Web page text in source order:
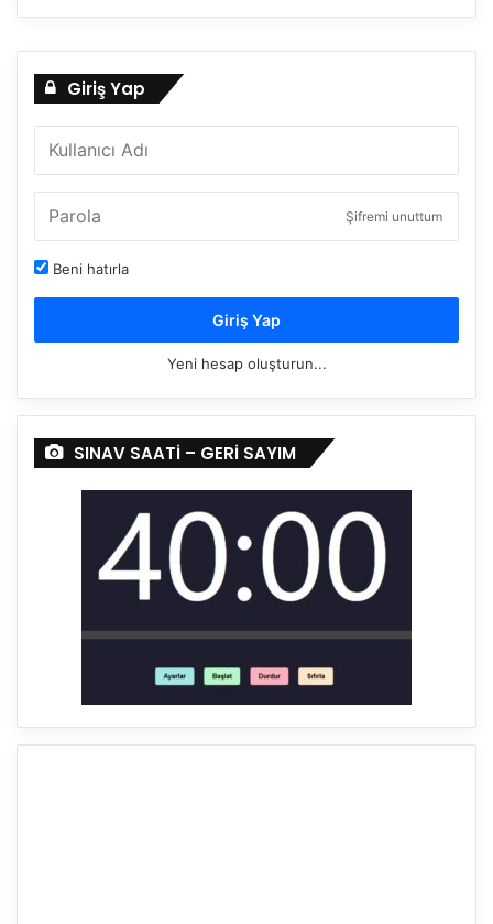
Giriş Yap
Şifremi unuttum
Beni hatırla
Giriş Yap
Yeni hesap oluşturun...
SINAV SAATİ – GERİ SAYIM